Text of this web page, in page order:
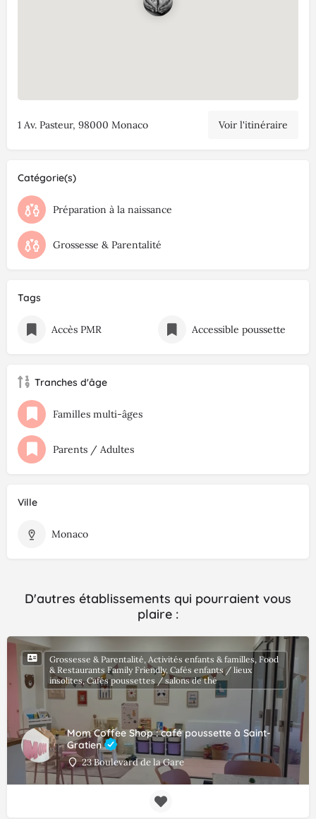
1 Av. Pasteur, 98000 Monaco Voir l'itinéraire
Catégorie(s)
Préparation à la naissance
Grossesse & Parentalité
Tags
Accès PMR Accessible poussette
Tranches d'âge
Familles multi-âges
Parents / Adultes
Ville
Monaco
D'autres établissements qui pourraient vous
plaire :
Mom Coffee Shop : café poussette à Saint-
Gratien
23 Boulevard de la Gare
Grossesse & Parentalité, Activités enfants & familles, Food
& Restaurants Family Friendly, Cafés enfants / lieux
insolites, Cafés poussettes / salons de thé